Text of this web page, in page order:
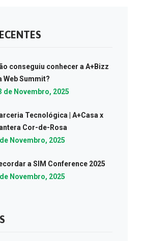
conseguiu conhecer a A+Bizz
Web Summit?
de Novembro, 2025
Tecnológica | A+Casa x
Cor-de-Rosa
Novembro, 2025
a SIM Conference 2025
Novembro, 2025